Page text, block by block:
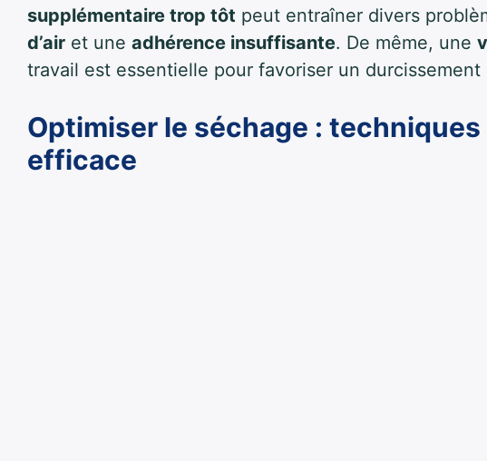
supplémentaire trop tôt peut entraîner divers
d’air et une adhérence insuffisante. De même, une
travail est essentielle pour favoriser un durcissement
Optimiser le séchage :
efficace